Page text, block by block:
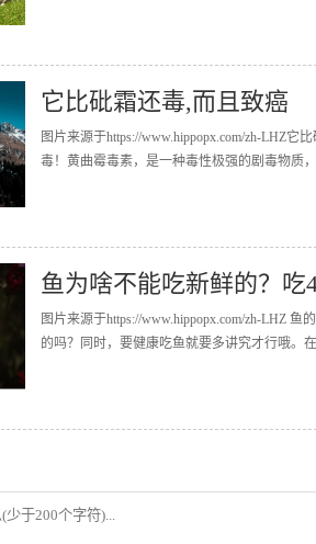
它比砒霜还毒,而且致癌
图片来源于https://www.hippopx.com/zh-LHZ
毒！黄曲霉毒素，是一种毒性极强的剧毒物质
鱼为啥不能吃新鲜的？吃
图片来源于https://www.hippopx.com/zh-LHZ
的吗？同时，要健康吃鱼就要多讲究才行哦。